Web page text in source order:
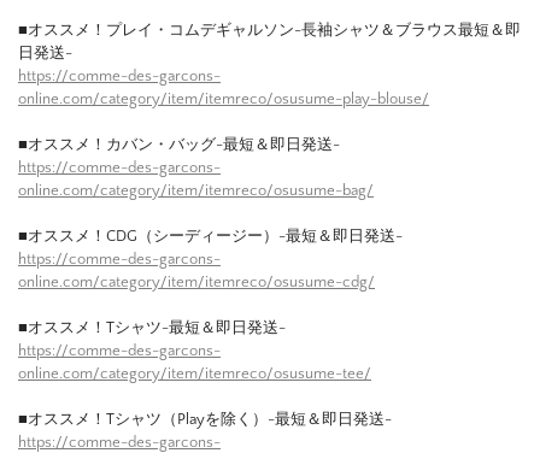
■オススメ！プレイ・コムデギャルソン-長袖シャツ＆ブラウス最短＆即
日発送-
https://comme-des-garcons-
online.com/category/item/itemreco/osusume-play-blouse/
■オススメ！カバン・バッグ-最短＆即日発送-
https://comme-des-garcons-
online.com/category/item/itemreco/osusume-bag/
■オススメ！CDG（シーディージー）-最短＆即日発送-
https://comme-des-garcons-
online.com/category/item/itemreco/osusume-cdg/
■オススメ！Tシャツ-最短＆即日発送-
https://comme-des-garcons-
online.com/category/item/itemreco/osusume-tee/
■オススメ！Tシャツ（Playを除く）-最短＆即日発送-
https://comme-des-garcons-